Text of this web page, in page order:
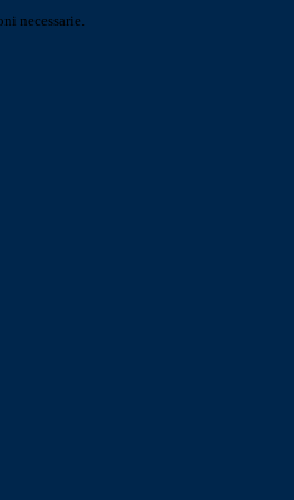
necessarie.